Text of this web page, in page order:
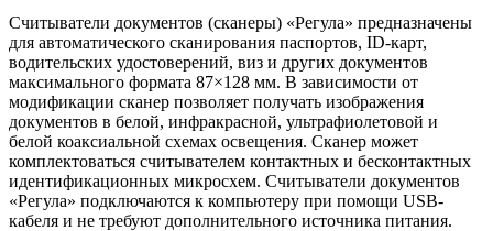
Считыватели документов (сканеры) «Регула» предназначены
для автоматического сканирования паспортов, ID-карт,
водительских удостоверений, виз и других документов
максимального формата 87×128 мм. В зависимости от
модификации сканер позволяет получать изображения
документов в белой, инфракрасной, ультрафиолетовой и
белой коаксиальной схемах освещения. Сканер может
комплектоваться считывателем контактных и бесконтактных
идентификационных микросхем. Считыватели документов
«Регула» подключаются к компьютеру при помощи USB-
кабеля и не требуют дополнительного источника питания.